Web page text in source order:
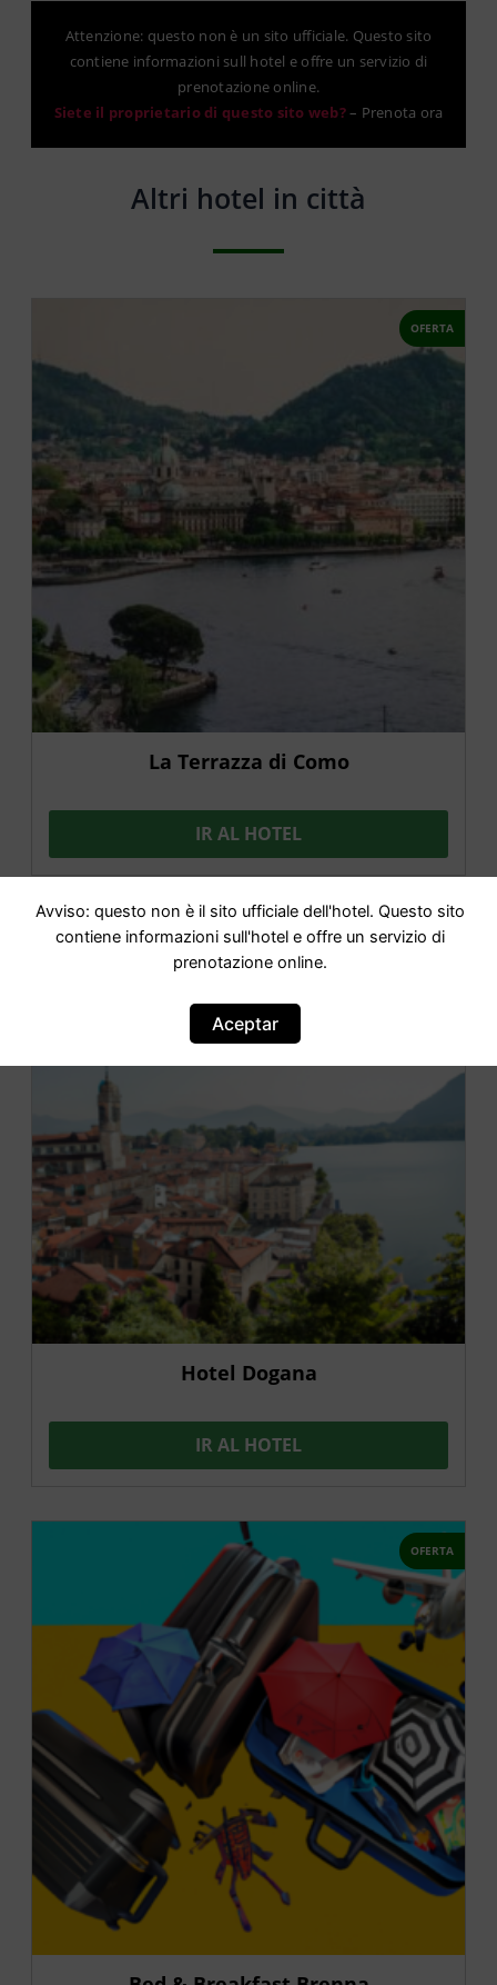
Attenzione: questo non è un sito ufficiale. Questo sito
contiene informazioni sull hotel e offre un servizio di
prenotazione online.
Siete il proprietario di questo sito web?– Prenota ora
Altri hotel in città
OFERTA
La Terrazza di Como
IR AL HOTEL
OFERTA
Hotel Dogana
IR AL HOTEL
OFERTA
Avviso: questo non è il sito ufficiale dell'hotel. Questo sito
contiene informazioni sull'hotel e offre un servizio di
prenotazione online.
Aceptar